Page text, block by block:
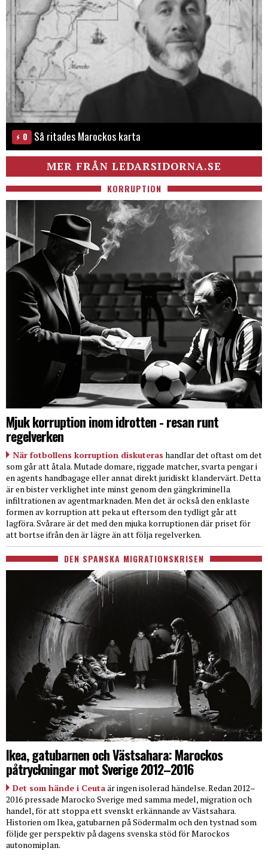
0 Så ritades Marockos karta
MER FRÅN LEDARSIDORNA.SE
KORRUPTION
Mjuk korruption inom idrotten - resan runt
regelverken
När fotbollens korruption diskuteras handlar det oftast om det
som går att åtala. Mutade domare, riggade matcher, svarta pengar i
en agents handbagage eller annat direkt juridiskt klandervärt. Detta
är en bister verklighet inte minst genom den gängkriminella
infiltrationen av agentmarknaden. Men det är också den enklaste
formen av korruption att peka ut eftersom den tydligt går att
lagföra. Svårare är det med den mjuka korruptionen där priset för
att bortse ifrån den är lägre än att följa regelverken.
DEN SPANSKA MIGRATIONSKRISEN
Ikea, gatubarnen och Västsahara: Marockos
påtryckningar mot Sverige 2012–2016
Det som hände i Ceutaär ingen isolerad händelse. Redan 2012–
2016 pressade Marocko Sverige med samma medel, migration och
handel, för att stoppa ett svenskt erkännande av Västsahara.
Historien om Ikea, gatubarnen på Södermalm och den tystnad som
följde ger perspektiv på dagens svenska stöd för Marockos
autonomiplan.